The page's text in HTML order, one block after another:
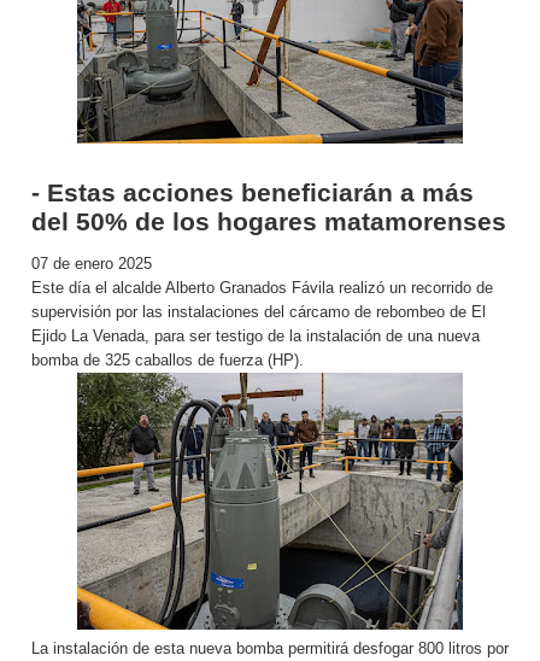
- Estas acciones beneficiarán a más
del 50% de los hogares matamorenses
07 de enero 2025
Este día el alcalde Alberto Granados Fávila realizó un recorrido de
supervisión por las instalaciones del cárcamo de rebombeo de El
Ejido La Venada, para ser testigo de la instalación de una nueva
bomba de 325 caballos de fuerza (HP).
La instalación de esta nueva bomba permitirá desfogar 800 litros por